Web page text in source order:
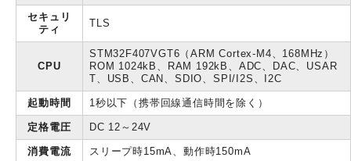
セキュリ
ティ
TLS
CPU
STM32F407VGT6（ARM Cortex-M4、168MHz）
ROM 1024kB、RAM 192kB、ADC、DAC、USAR
T、USB、CAN、SDIO、SPI/I2S、I2C
起動時間 1秒以下（携帯回線通信時間を除く）
定格電圧 DC 12～24V
消費電流 スリープ時15mA、動作時150mA